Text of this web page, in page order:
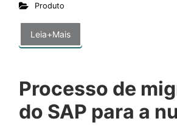
Produto
Leia+Mais
Processo de
do SAP para a